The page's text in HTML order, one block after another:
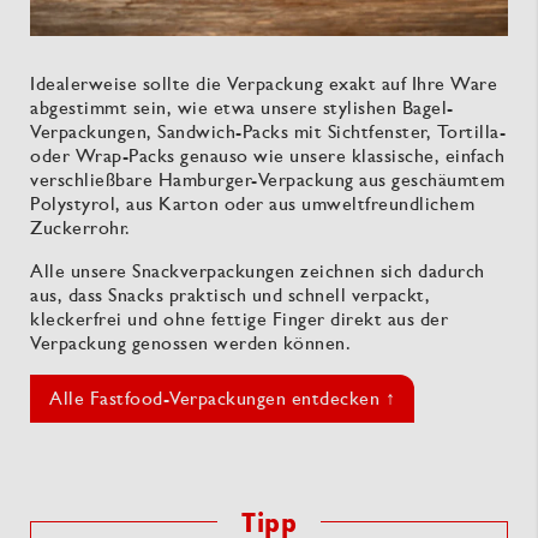
Idealerweise sollte die Verpackung exakt auf Ihre Ware
abgestimmt sein, wie etwa unsere stylishen Bagel-
Verpackungen, Sandwich-Packs mit Sichtfenster, Tortilla-
oder Wrap-Packs genauso wie unsere klassische, einfach
verschließbare Hamburger-Verpackung aus geschäumtem
Polystyrol, aus Karton oder aus umweltfreundlichem
Zuckerrohr.
Alle unsere Snackverpackungen zeichnen sich dadurch
aus, dass Snacks praktisch und schnell verpackt,
kleckerfrei und ohne fettige Finger direkt aus der
Verpackung genossen werden können.
Alle Fastfood-Verpackungen entdecken ↑
Tipp